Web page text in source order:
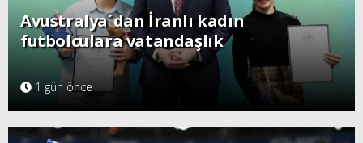
Avustralya´dan İranlı kadın
futbolculara vatandaşlık
1 gün önce